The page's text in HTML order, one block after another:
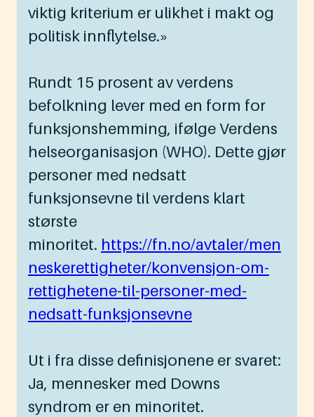
viktig kriterium er ulikhet i makt og
politisk innflytelse.»
Rundt 15 prosent av verdens
befolkning lever med en form for
funksjonshemming, ifølge Verdens
helseorganisasjon (WHO). Dette gjør
personer med nedsatt
funksjonsevne til verdens klart
største
minoritet. https://fn.no/avtaler/men
neskerettigheter/konvensjon-om-
rettighetene-til-personer-med-
nedsatt-funksjonsevne
Ut i fra disse definisjonene er svaret:
Ja, mennesker med Downs
syndrom er en minoritet.